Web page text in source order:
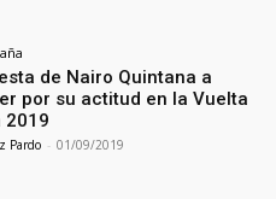
de Nairo Quintana a
por su actitud en la Vuelta
2019
Pardo - 01/09/2019